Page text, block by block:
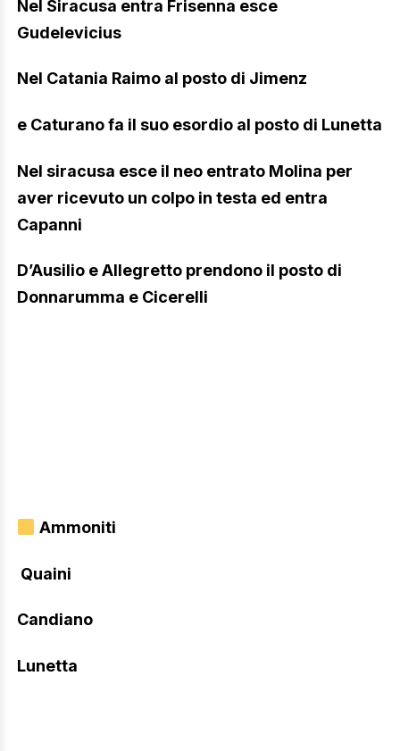
Nel Siracusa entra Frisenna esce
Gudelevicius
Nel Catania Raimo al posto di Jimenz
e Caturano fa il suo esordio al posto di Lunetta
Nel siracusa esce il neo entrato Molina per
aver ricevuto un colpo in testa ed entra
Capanni
D’Ausilio e Allegretto prendono il posto di
Donnarumma e Cicerelli
Ammoniti
Quaini
Candiano
Lunetta